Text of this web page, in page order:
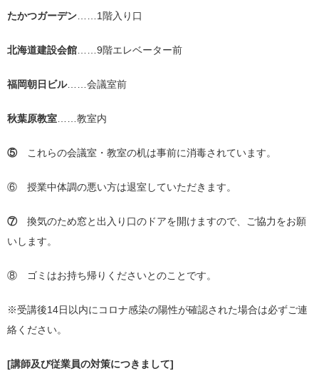
たかつガーデン 1 階入り口
北海道建設会館 9階エレベーター前
福岡朝日ビル……会議室前
秋葉原教室 ……教室内
⑤これらの会議室・教室の机は事前に消毒されています。
⑥ 授業中体調の悪い方は退室していただきます。
⑦換気のため窓と出入り口のドアを開けますので、ご協力をお願
いします。
⑧ ゴミはお持ち帰りくださいとのことです。
※受講後14日以内にコロナ感染の陽性が確認された場合は必ずご連
絡ください。
[講師及び従業員の対策につきまして]